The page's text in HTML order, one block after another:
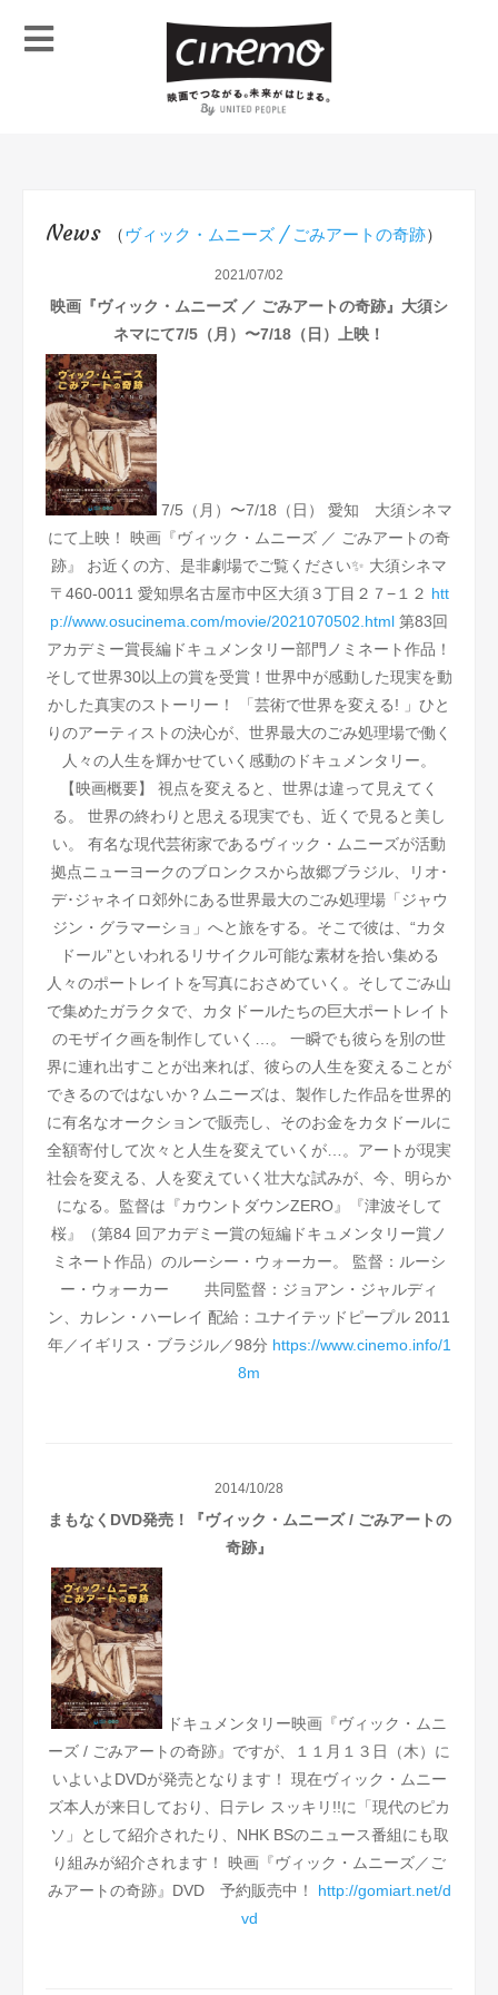
News （ヴィック・ムニーズ / ごみアートの奇跡）
2021/07/02
映画『ヴィック・ムニーズ ／ ごみアートの奇跡』大須シ
ネマにて7/5（月）〜7/18（日）上映！
7/5（月）〜7/18（日） 愛知 大須シネマ
にて上映！ 映画『ヴィック・ムニーズ ／ ごみアートの奇
跡』 お近くの方、是非劇場でご覧ください✨ 大須シネマ
〒460-0011 愛知県名古屋市中区大須３丁目２７−１２ htt
p://www.osucinema.com/movie/2021070502.html 第83回
アカデミー賞長編ドキュメンタリー部門ノミネート作品！
そして世界30以上の賞を受賞！世界中が感動した現実を動
かした真実のストーリー！
「芸術で世界を変える! 」ひと
りのアーティストの決心が、世界最大のごみ処理場で働く
人々の人生を輝かせていく感動のドキュメンタリー。
【映画概要】 視点を変えると、世界は違って見えてく
る。 世界の終わりと思える現実でも、近くで見ると美し
い。 有名な現代芸術家であるヴィック・ムニーズが活動
拠点ニューヨークのブロンクスから故郷ブラジル、リオ･
デ･ジャネイロ郊外にある世界最大のごみ処理場「ジャウ
ジン・グラマーショ」へと旅をする。そこで彼は、“カタ
ドール”といわれるリサイクル可能な素材を拾い集める
人々のポートレイトを写真におさめていく。そしてごみ山
で集めたガラクタで、カタドールたちの巨大ポートレイト
のモザイク画を制作していく…。 一瞬でも彼らを別の世
界に連れ出すことが出来れば、彼らの人生を変えることが
できるのではないか？ムニーズは、製作した作品を世界的
に有名なオークションで販売し、そのお金をカタドールに
全額寄付して次々と人生を変えていくが…。アートが現実
社会を変える、人を変えていく壮大な試みが、今、明らか
になる。監督は『カウントダウンZERO』『津波そして
桜』（第84 回アカデミー賞の短編ドキュメンタリー賞ノ
ミネート作品）のルーシー・ウォーカー。 監督：ルーシ
ー・ウォーカー 共同監督：ジョアン・ジャルディ
ン、カレン・ハーレイ 配給：ユナイテッドピープル 2011
年／イギリス・ブラジル／98分 https://www.cinemo.info/1
8m
2014/10/28
まもなくDVD発売！『ヴィック・ムニーズ / ごみアートの
奇跡』
ドキュメンタリー映画『ヴィック・ムニ
ーズ / ごみアートの奇跡』ですが、１１月１３日（木）に
いよいよDVDが発売となります！ 現在ヴィック・ムニー
ズ本人が来日しており、日テレ スッキリ!!に「現代のピカ
ソ」として紹介されたり、NHK BSのニュース番組にも取
り組みが紹介されます！ 映画『ヴィック・ムニーズ／ご
みアートの奇跡』DVD 予約販売中！ http://gomiart.net/d
vd